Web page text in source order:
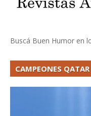
Buscá Buen Humor en
CAMPEONES